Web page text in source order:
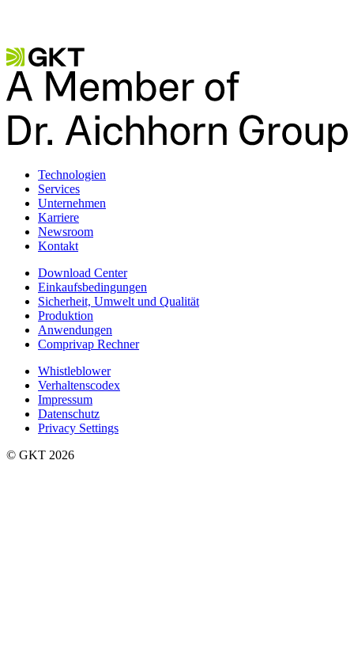
Kontaktieren Sie uns
Technologien
Services
Unternehmen
Karriere
Newsroom
Kontakt
Download Center
Einkaufsbedingungen
Sicherheit, Umwelt und Qualität
Produktion
Anwendungen
Comprivap Rechner
Whistleblower
Verhaltenscodex
Impressum
Datenschutz
Privacy Settings
©️ GKT 2026